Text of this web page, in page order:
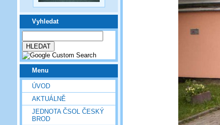
Vyhledat
Menu
ÚVOD
AKTUÁLNĚ
JEDNOTA ČSOL ČESKÝ
BROD